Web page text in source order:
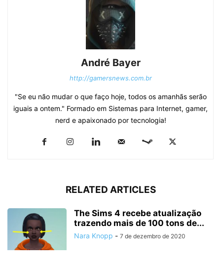
André Bayer
http://gamersnews.com.br
"Se eu não mudar o que faço hoje, todos os amanhãs serão
iguais a ontem." Formado em Sistemas para Internet, gamer,
nerd e apaixonado por tecnologia!
RELATED ARTICLES
The Sims 4 recebe atualização
trazendo mais de 100 tons de...
Nara Knopp - 7 de dezembro de 2020